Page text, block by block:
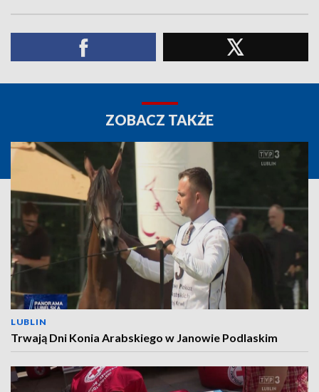
ZOBACZ TAKŻE
LUBLIN
Trwają Dni Konia Arabskiego w Janowie Podlaskim